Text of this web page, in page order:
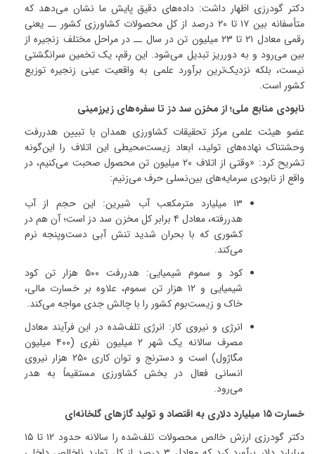
دکتر گودرزی اظهار داشت: داده‌های دقیق پایش ما نشان می‌دهد که
متأسفانه بین ۱۷تا ۲۰ درصد از کل محصولات کشاورزی کشور ــ یعنی
رقمی معادل ۲۱تا ۲۳ میلیون تن در سال ــ در مراحل مختلف زنجیره از
بین می‌رود و به دورریز تبدیل می‌شود. این رقم، یک تخمین سرانگشتی
نیست، بلکه نزدیک‌ترین برآورد علمی به واقعیت عینی زنجیره توزیع
کشور است.
نابودی منابع ملی؛ از مخزن سد دز تا سفره‌های زیرزمینی
عضو هیئت علمی مرکز تحقیقات کشاورزی همدان با تبیین هدررفت
وحشتناک نهاده‌های تولید، ابعاد زیست‌محیطی این اتلاف را این‌گونه
تشریح کرد: «وقتی از اتلاف ۲۰میلیون تن محصول صحبت می‌کنیم، در
واقع از نابودی سرمایه‌های بین‌نسلی حرف می‌زنیم:
۱۳ میلیارد مترمکعب آب شیرین: این حجم از آب
هدررفته، معادل ۴ برابر کل مخزن سد دز است؛ آن هم در
کشوری که با بحران شدید تنش آبی دست‌وپنجه نرم
می‌کند.
کود و سموم شیمیایی: هدررفت ۵۰۰ هزار تن کود
شیمیایی و۱۲ هزار تن سموم، علاوه بر خسارت مالی،
خاک و زیست‌بوم کشور را با چالش جدی مواجه می‌کند.
انرژی و نیروی کار: انرژی تلف‌شده در این فرآیند معادل
مصرف سالانه یک شهر ۲ میلیون نفری (۴۰۰میلیون
مگاژول) است و دسترنج و توان کاری ۲۵۰ هزار نیروی
انسانی فعال در بخش کشاورزی مستقیماً به هدر
می‌رود.
خسارت۱۵ میلیارد دلاری به اقتصاد و تولید گازهای گلخانه‌ای
دکتر گودرزی ارزش خالص محصولات تلف‌شده را سالانه حدود ۱۲تا ۱۵